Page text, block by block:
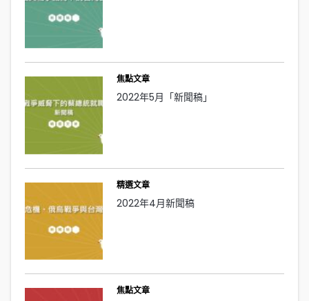
焦點文章
2022年5月「新聞稿」
精選文章
2022年4月新聞稿
焦點文章